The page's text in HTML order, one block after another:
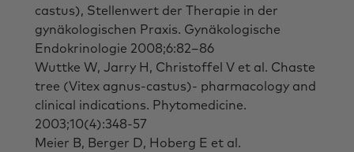
castus), Stellenwert der Therapie in der
gynäkologischen Praxis. Gynäkologische
Endokrinologie 2008;6:82–86
Wuttke W, Jarry H, Christoffel V et al. Chaste
tree (Vitex agnus-castus)- pharmacology and
clinical indications. Phytomedicine.
2003;10(4):348-57
Meier B, Berger D, Hoberg E et al.